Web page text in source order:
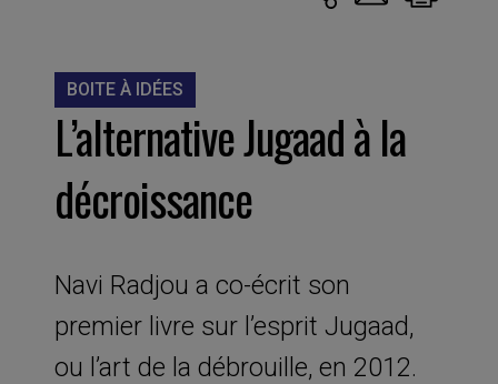
BOITE À IDÉES
L’alternative Jugaad à la
décroissance
Navi Radjou a co-écrit son
premier livre sur l’esprit Jugaad,
ou l’art de la débrouille, en 2012.